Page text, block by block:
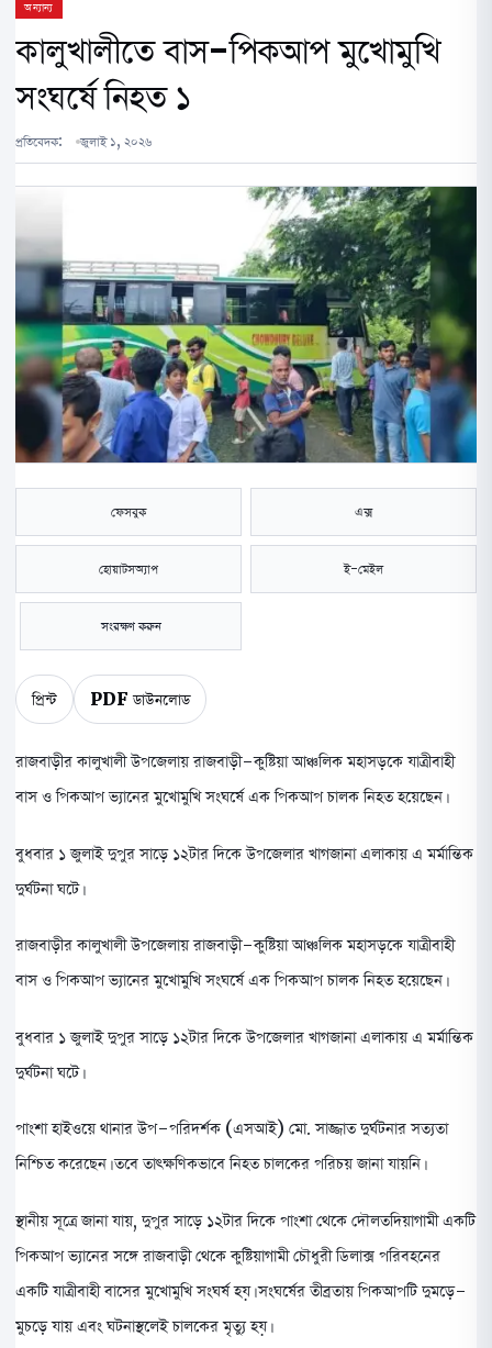
অন্যান্য
কালুখালীতে বাস-পিকআপ মুখোমুখি
সংঘর্ষে নিহত ১
প্রতিবেদক: জুলাই ১, ২০২৬
ফেসবুক এক্স
হোয়াটসঅ্যাপ ই-মেইল
সংরক্ষণ করুন
প্রিন্ট PDF ডাউনলোড
রাজবাড়ীর কালুখালী উপজেলায় রাজবাড়ী-কুষ্টিয়া আঞ্চলিক মহাসড়কে যাত্রীবাহী
বাস ও পিকআপ ভ্যানের মুখোমুখি সংঘর্ষে এক পিকআপ চালক নিহত হয়েছেন।
বুধবার ১ জুলাই দুপুর সাড়ে ১২টার দিকে উপজেলার খাগজানা এলাকায় এ মর্মান্তিক
দুর্ঘটনা ঘটে।
রাজবাড়ীর কালুখালী উপজেলায় রাজবাড়ী-কুষ্টিয়া আঞ্চলিক মহাসড়কে যাত্রীবাহী
বাস ও পিকআপ ভ্যানের মুখোমুখি সংঘর্ষে এক পিকআপ চালক নিহত হয়েছেন।
বুধবার ১ জুলাই দুপুর সাড়ে ১২টার দিকে উপজেলার খাগজানা এলাকায় এ মর্মান্তিক
দুর্ঘটনা ঘটে।
পাংশা হাইওয়ে থানার উপ-পরিদর্শক (এসআই) মো. সাজ্জাত দুর্ঘটনার সত্যতা
নিশ্চিত করেছেন। তবে তাৎক্ষণিকভাবে নিহত চালকের পরিচয় জানা যায়নি।
স্থানীয় সূত্রে জানা যায়, দুপুর সাড়ে ১২টার দিকে পাংশা থেকে দৌলতদিয়াগামী একটি
পিকআপ ভ্যানের সঙ্গে রাজবাড়ী থেকে কুষ্টিয়াগামী চৌধুরী ডিলাক্স পরিবহনের
একটি যাত্রীবাহী বাসের মুখোমুখি সংঘর্ষ হয়। সংঘর্ষের তীব্রতায় পিকআপটি দুমড়ে-
মুচড়ে যায় এবং ঘটনাস্থলেই চালকের মৃত্যু হয়।